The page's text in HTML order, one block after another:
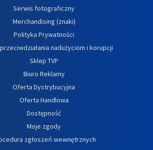
Serwis fotograficzny
Merchandising (znaki)
Polityka Prywatności
nadużyciom i korupcji
Sklep TVP
Biuro Reklamy
Oferta Dystrybucyjna
Oferta Handlowa
Dostępność
Moje zgody
zgłoszeń wewnętrznych